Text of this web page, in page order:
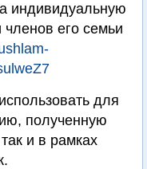
индивидуальную
его семьи
для
полученную
и в рамках